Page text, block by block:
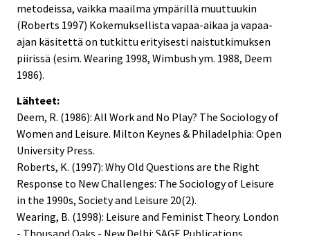
metodeissa, vaikka maailma ympärillä muuttuukin
(Roberts 1997) Kokemuksellista vapaa-aikaa ja vapaa-
ajan käsitettä on tutkittu erityisesti naistutkimuksen
piirissä (esim. Wearing 1998, Wimbush ym. 1988, Deem
1986).
Lähteet:
Deem, R. (1986): All Work and No Play? The Sociology of
Women and Leisure. Milton Keynes & Philadelphia: Open
University Press.
Roberts, K. (1997): Why Old Questions are the Right
Response to New Challenges: The Sociology of Leisure
in the 1990s, Society and Leisure 20(2).
Wearing, B. (1998): Leisure and Feminist Theory. London
- Thousand Oaks - New Delhi: SAGE Publications.